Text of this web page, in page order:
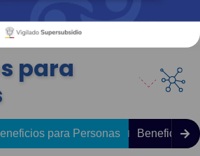
para
para Personas Beneficios